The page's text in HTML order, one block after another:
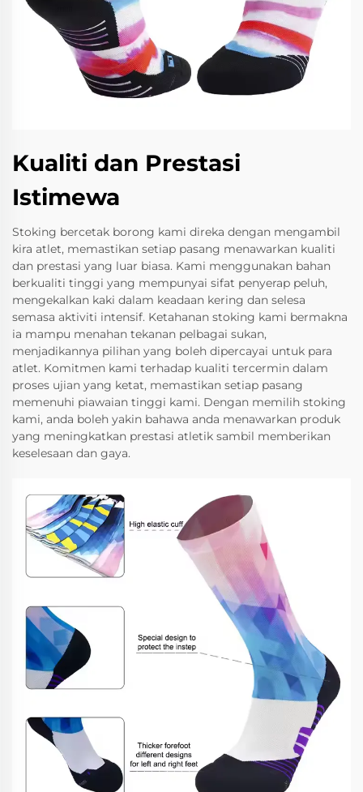
Kualiti dan Prestasi
Istimewa
Stoking bercetak borong kami direka dengan mengambil
kira atlet, memastikan setiap pasang menawarkan kualiti
dan prestasi yang luar biasa. Kami menggunakan bahan
berkualiti tinggi yang mempunyai sifat penyerap peluh,
mengekalkan kaki dalam keadaan kering dan selesa
semasa aktiviti intensif. Ketahanan stoking kami bermakna
ia mampu menahan tekanan pelbagai sukan,
menjadikannya pilihan yang boleh dipercayai untuk para
atlet. Komitmen kami terhadap kualiti tercermin dalam
proses ujian yang ketat, memastikan setiap pasang
memenuhi piawaian tinggi kami. Dengan memilih stoking
kami, anda boleh yakin bahawa anda menawarkan produk
yang meningkatkan prestasi atletik sambil memberikan
keselesaan dan gaya.